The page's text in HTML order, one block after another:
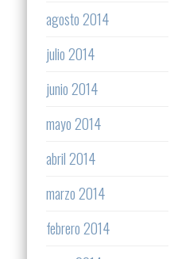
agosto 2014
julio 2014
junio 2014
mayo 2014
abril 2014
marzo 2014
febrero 2014